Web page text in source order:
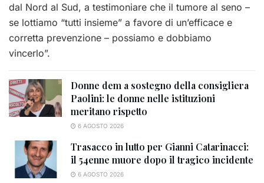
dal Nord al Sud, a testimoniare che il tumore al seno –
se lottiamo “tutti insieme” a favore di un’efficace e
corretta prevenzione – possiamo e dobbiamo
vincerlo”.
Donne dem a sostegno della consigliera
Paolini: le donne nelle istituzioni
meritano rispetto
6 AGOSTO 2026
Trasacco in lutto per Gianni Catarinacci:
il 54enne muore dopo il tragico incidente
6 AGOSTO 2026